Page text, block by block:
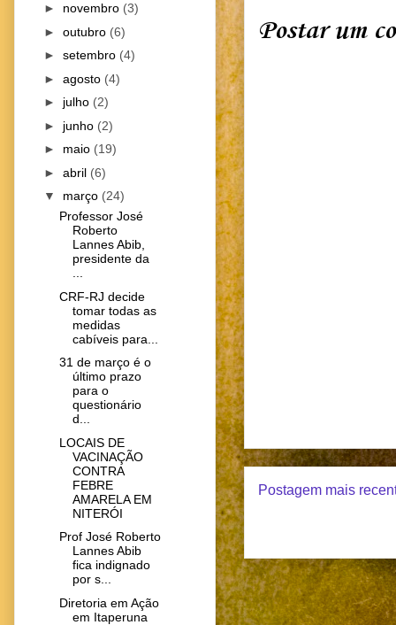
Postar um
Postagem mais
► novembro (3)
► outubro (6)
► setembro (4)
► agosto (4)
► julho (2)
► junho (2)
► maio (19)
► abril (6)
▼ março (24)
Professor José
Roberto
Lannes Abib,
presidente da
...
CRF-RJ decide
tomar todas as
medidas
cabíveis para...
31 de março é o
último prazo
para o
questionário
d...
LOCAIS DE
VACINAÇÃO
CONTRA
FEBRE
AMARELA EM
NITERÓI
Prof José Roberto
Lannes Abib
fica indignado
por s...
Diretoria em Ação
em Itaperuna